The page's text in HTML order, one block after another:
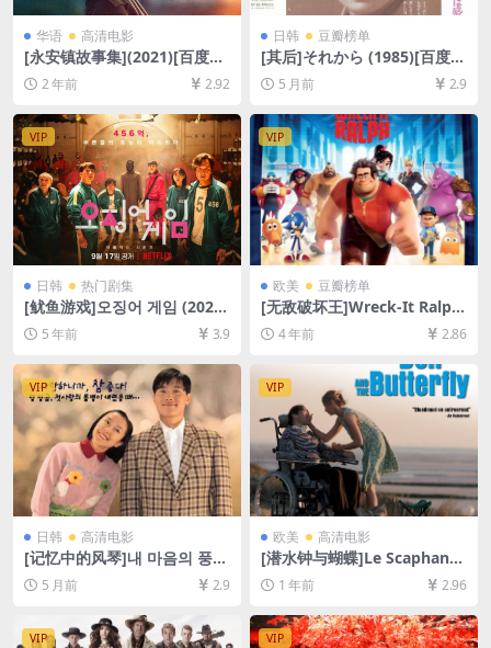
华语 高清电影
[永安镇故事集](2021)[百度网
盘+夸克网盘1080P超清未删
减资源][网盘在线播放/下载]
2 年前 2.92
日韩 豆瓣榜单
[其后]それから (1985)[百度网
盘+夸克网盘1080P超清未删
减资源][网盘在线播放/下载]
5 月前 2.9
VIP
日韩 热门剧集
[鱿鱼游戏]오징어 게임 (2021)
[迅雷云盘+夸克网盘资源1080
P超清未删减][MP4/15GB][韩
语官方中字]
5 年前 3.9
VIP
欧美 豆瓣榜单
[无敌破坏王]Wreck-It Ralph
(2012)[百度网盘+迅雷云盘资
源1080P超清未删减][MP4/6.
5GB][中英字幕]
4 年前 2.86
VIP
日韩 高清电影
[记忆中的风琴]내 마음의 풍금
(1999)[百度网盘+夸克网盘10
80P超清未删减资源][网盘在
线播放/下载][MP4/7.4GB][中
文字幕]
5 月前 2.9
VIP
欧美 高清电影
[潜水钟与蝴蝶]Le Scaphandr
e et le Papillon (2007)[百度
网盘+夸克网盘1080P超清未
删减资源][网盘在线播放/下
载][MP4/7.4GB][中英字幕]
1 年前 2.96
VIP VIP